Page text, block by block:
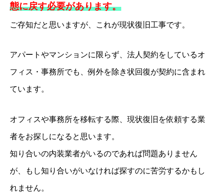
態に戻す必要があります。
ご存知だと思いますが、これが現状復旧工事です。
アパートやマンションに限らず、法人契約をしているオ
フィス・事務所でも、例外を除き状回復が契約に含まれ
ています。
オフィスや事務所を移転する際、現状復旧を依頼する業
者をお探しになると思います。
知り合いの内装業者がいるのであれば問題ありません
が、もし知り合いがいなければ探すのに苦労するかもし
れません。